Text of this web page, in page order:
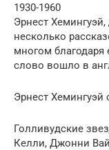
1930-1960
Эрнест
несколько
многом благодаря
слово вошло в
Эрнест Хемингуэй
Голливудские
Келли, Джонни